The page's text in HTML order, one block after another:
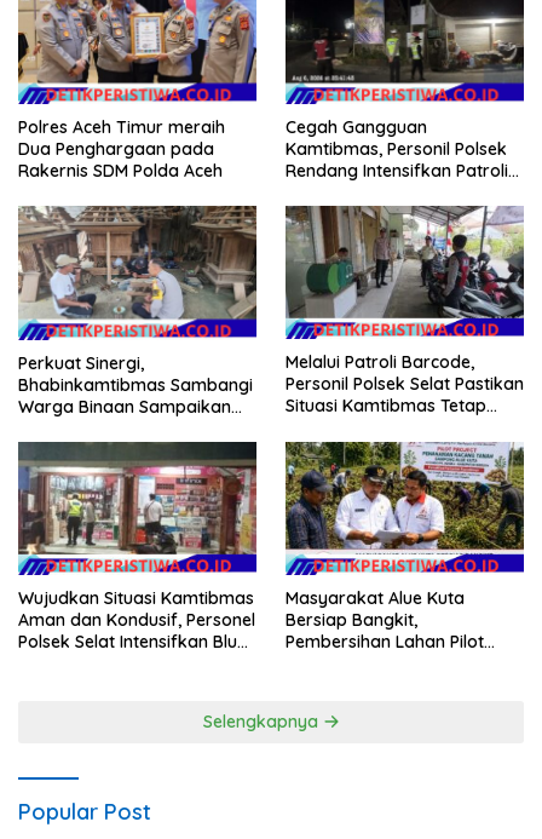
Polres Aceh Timur meraih
Dua Penghargaan pada
Rakernis SDM Polda Aceh
Cegah Gangguan
Kamtibmas, Personil Polsek
Rendang Intensifkan Patroli
Perkuat Sinergi,
Bhabinkamtibmas Sambangi
Warga Binaan Sampaikan
Melalui Patroli Barcode,
Personil Polsek Selat Pastikan
Situasi Kamtibmas Tetap
Wujudkan Situasi Kamtibmas
Aman dan Kondusif, Personel
Polsek Selat Intensifkan Blue
Masyarakat Alue Kuta
Bersiap Bangkit,
Pembersihan Lahan Pilot
Selengkapnya
Popular Post